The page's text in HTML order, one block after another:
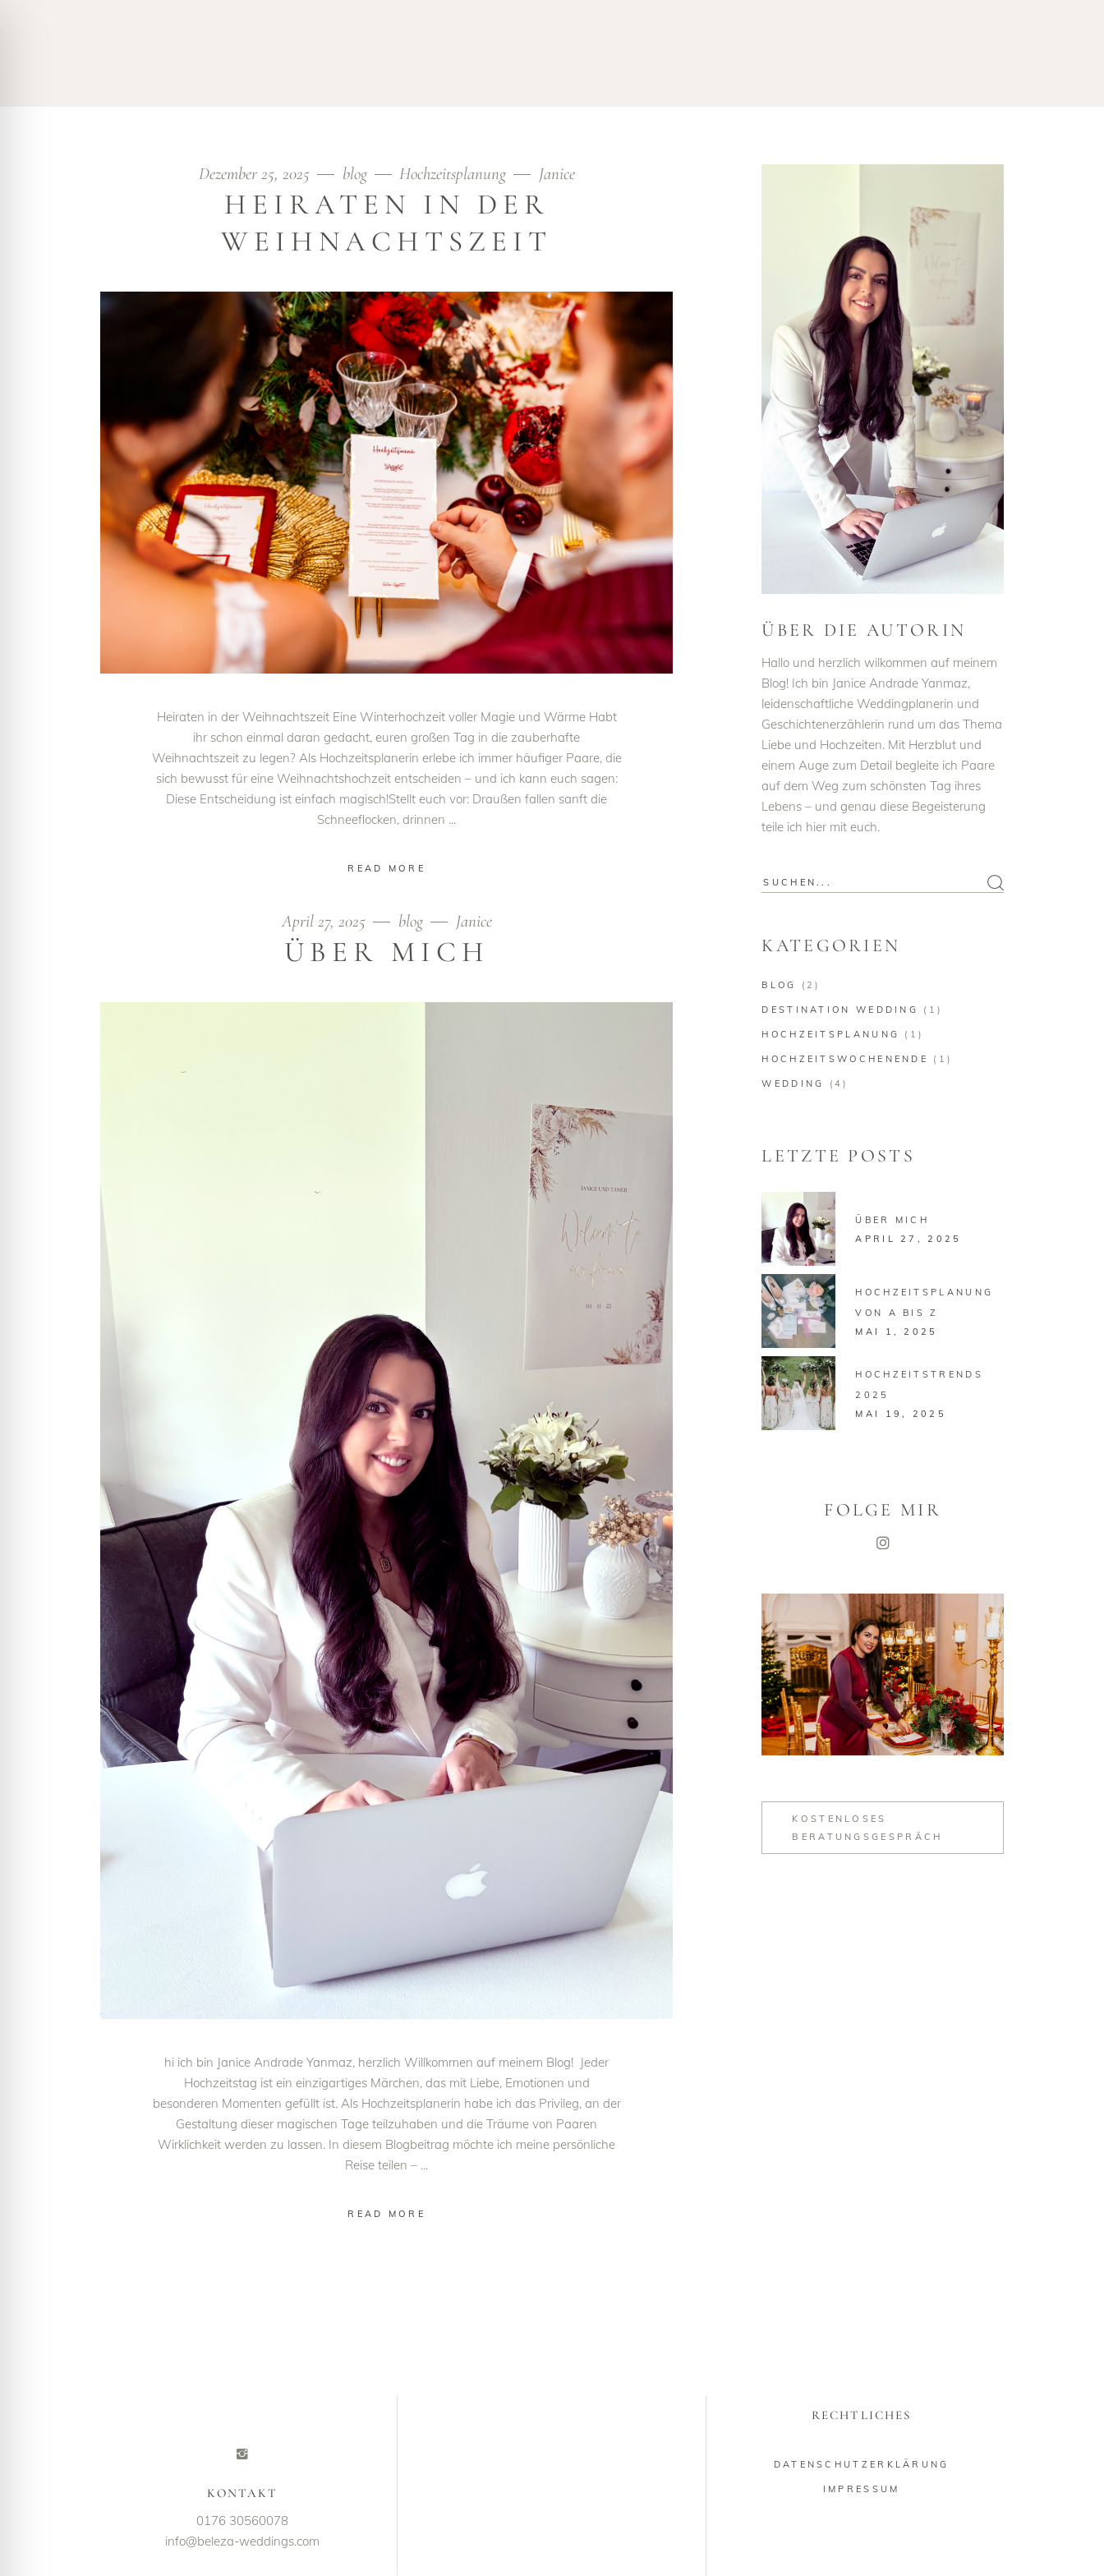
Dezember 25, 2025 blog Hochzeitsplanung Janice
HEIRATEN IN DER
WEIHNACHTSZEIT
Heiraten in der Weihnachtszeit Eine Winterhochzeit voller Magie und Wärme Habt
ihr schon einmal daran gedacht, euren großen Tag in die zauberhafte
Weihnachtszeit zu legen? Als Hochzeitsplanerin erlebe ich immer häufiger Paare, die
sich bewusst für eine Weihnachtshochzeit entscheiden – und ich kann euch sagen:
Diese Entscheidung ist einfach magisch!Stellt euch vor: Draußen fallen sanft die
Schneeflocken, drinnen
READ MORE
April 27, 2025 blog Janice
ÜBER MICH
hi ich bin Janice Andrade Yanmaz, herzlich Willkommen auf meinem Blog! Jeder
Hochzeitstag ist ein einzigartiges Märchen, das mit Liebe, Emotionen und
besonderen Momenten gefüllt ist. Als Hochzeitsplanerin habe ich das Privileg, an der
Gestaltung dieser magischen Tage teilzuhaben und die Träume von Paaren
Wirklichkeit werden zu lassen. In diesem Blogbeitrag möchte ich meine persönliche
Reise teilen –
READ MORE
ÜBER DIE AUTORIN
Hallo und herzlich wilkommen auf meinem
Blog! Ich bin Janice Andrade Yanmaz,
leidenschaftliche Weddingplanerin und
Geschichtenerzählerin rund um das Thema
Liebe und Hochzeiten. Mit Herzblut und
einem Auge zum Detail begleite ich Paare
auf dem Weg zum schönsten Tag ihres
Lebens – und genau diese Begeisterung
teile ich hier mit euch.
Search
KATEGORIEN
BLOG (2)
DESTINATION WEDDING (1)
HOCHZEITSPLANUNG (1)
HOCHZEITSWOCHENENDE (1)
WEDDING (4)
LETZTE POSTS
ÜBER MICH
APRIL 27, 2025
HOCHZEITSPLANUNG
VON A BIS Z
MAI 1, 2025
HOCHZEITSTRENDS
2025
MAI 19, 2025
FOLGE MIR
KOSTENLOSES
BERATUNGSGESPRÄCH
KONTAKT
0176 30560078
info@beleza-weddings.com
RECHTLICHES
DATENSCHUTZERKLÄRUNG
IMPRESSUM